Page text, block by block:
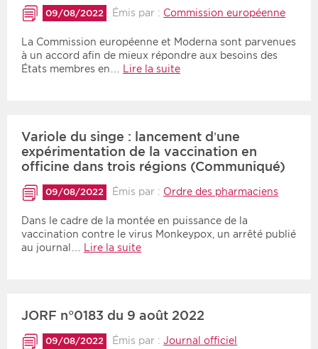
09/08/2022 Émis par : Commission européenne
La Commission européenne et Moderna sont parvenues
à un accord afin de mieux répondre aux besoins des
États membres en… Lire la suite
Variole du singe : lancement d’une
expérimentation de la vaccination en
officine dans trois régions (Communiqué)
09/08/2022 Émis par : Ordre des pharmaciens
Dans le cadre de la montée en puissance de la
vaccination contre le virus Monkeypox, un arrêté publié
au journal…
Lire la suite
JORF n°0183 du 9 août 2022
09/08/2022 Émis par :Journal officiel